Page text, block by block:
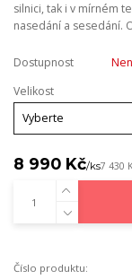
silnici, tak i v mírném
nasedání a sesedání.
Dostupnost
Velikost
8 990 Kč/ks7 430
Číslo produktu: